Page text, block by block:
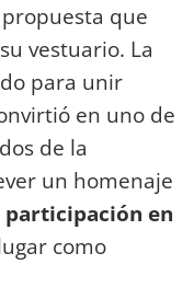
que
vestuario. La
para unir
en uno de
de la
un homenaje
participación en
como